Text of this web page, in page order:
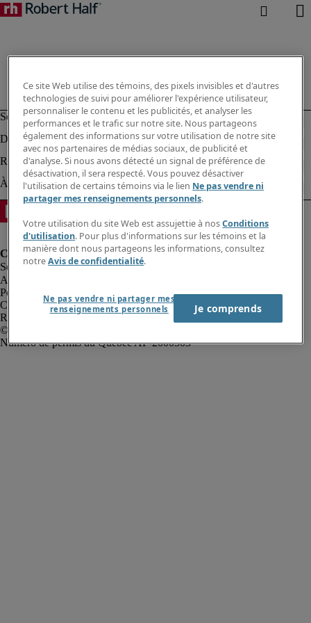
Alerte à la fraude
Politique de confidentialité
Conditions d’utilisation
Rapport sur l'esclavage moderne
Ce site Web utilise des témoins, des pixels invisibles et d'autres
technologies de suivi pour améliorer l'expérience utilisateur,
personnaliser le contenu et les publicités, et analyser les
performances et le trafic sur notre site. Nous partageons
également des informations sur votre utilisation de notre site
avec nos partenaires de médias sociaux, de publicité et
d'analyse. Si nous avons détecté un signal de préférence de
désactivation, il sera respecté. Vous pouvez désactiver
l'utilisation de certains témoins via le lien Ne pas vendre ni
partager mes renseignements personnels.
Votre utilisation du site Web est assujettie à nosConditions
d'utilisation. Pour plus d'informations sur les témoins et la
manière dont nous partageons les informations, consultez
notreAvis de confidentialité.
Ne pas vendre ni partager mes
renseignements personnels
Je comprends